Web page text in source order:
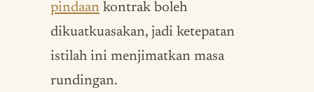
pindaan kontrak boleh
dikuatkuasakan, jadi ketepatan
istilah ini menjimatkan masa
rundingan.